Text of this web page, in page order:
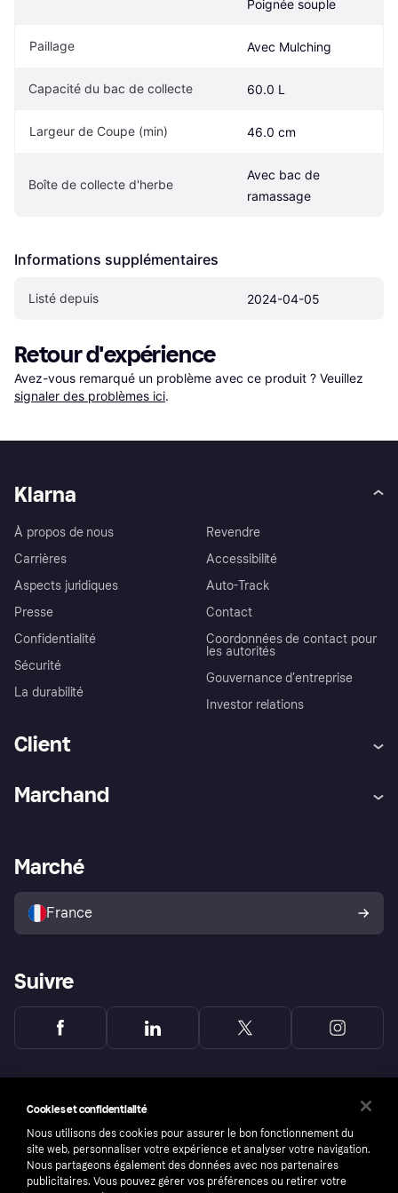
Poignée souple
Paillage Avec Mulching
Capacité du bac de collecte 60.0 L
Largeur de Coupe (min) 46.0 cm
Boîte de collecte d'herbe
Avec bac de
ramassage
Informations supplémentaires
Listé depuis 2024-04-05
Retour d'expérience
Avez-vous remarqué un problème avec ce produit ? Veuillez
signaler des problèmes ici.
Klarna
À propos de nous
Carrières
Aspects juridiques
Presse
Confidentialité
Sécurité
La durabilité
Revendre
Accessibilité
Auto-Track
Contact
Coordonnées de contact pour
les autorités
Gouvernance d’entreprise
Investor relations
Client
Explorez les magasins
Politique de protection de
l’acheteur Klarna
Marchand
Portail Marchand
Marché
France
Suivre
Cookies et confidentialité
Nous utilisons des cookies pour assurer le bon fonctionnement du
site web, personnaliser votre expérience et analyser votre navigation.
Nous partageons également des données avec nos partenaires
publicitaires. Vous pouvez gérer vos préférences ou retirer votre